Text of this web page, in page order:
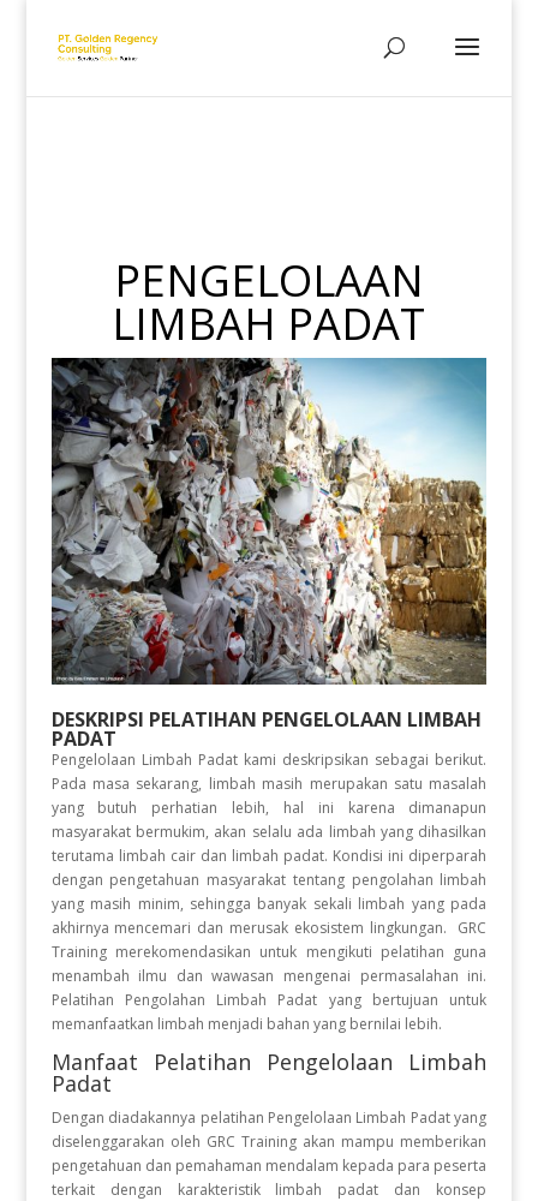
PENGELOLAAN
LIMBAH PADAT
DESKRIPSI PELATIHAN PENGELOLAAN LIMBAH
PADAT
Pengelolaan Limbah Padat kami deskripsikan sebagai berikut.
Pada masa sekarang, limbah masih merupakan satu masalah
yang butuh perhatian lebih, hal ini karena dimanapun
masyarakat bermukim, akan selalu ada limbah yang dihasilkan
terutama limbah cair dan limbah padat. Kondisi ini diperparah
dengan pengetahuan masyarakat tentang pengolahan limbah
yang masih minim, sehingga banyak sekali limbah yang pada
akhirnya mencemari dan merusak ekosistem lingkungan. GRC
Training merekomendasikan untuk mengikuti pelatihan guna
menambah ilmu dan wawasan mengenai permasalahan ini.
Pelatihan Pengolahan Limbah Padat yang bertujuan untuk
memanfaatkan limbah menjadi bahan yang bernilai lebih.
Manfaat Pelatihan Pengelolaan Limbah
Padat
Dengan diadakannya pelatihan Pengelolaan Limbah Padat yang
diselenggarakan oleh GRC Training akan mampu memberikan
pengetahuan dan pemahaman mendalam kepada para peserta
terkait dengan karakteristik limbah padat dan konsep